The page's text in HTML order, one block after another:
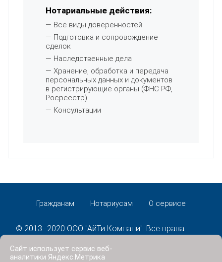
Нотариальные действия:
— Все виды доверенностей
— Подготовка и сопровождение
сделок
— Наследственные дела
— Хранение, обработка и передача
персональных данных и документов
в регистрирующие органы (ФНС РФ,
Росреестр)
— Консультации
Гражданам Нотариусам О сервисе
© 2013–2020 ООО "АйТи Компани". Все права
Политика конфиденциальности
Сайт использует сервис веб-
аналитики Яндекс.Метрика